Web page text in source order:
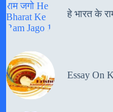
हे भारत के
Essay On